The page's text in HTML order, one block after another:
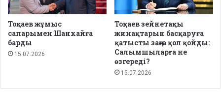
Тоқаев жұмыс
сапарымен Шанхайға
барды
15.07.2026
Тоқаев зейнетақы
жинақтарын басқаруға
қатысты заңға қол қойды:
Салымшыларға не
өзгереді?
15.07.2026